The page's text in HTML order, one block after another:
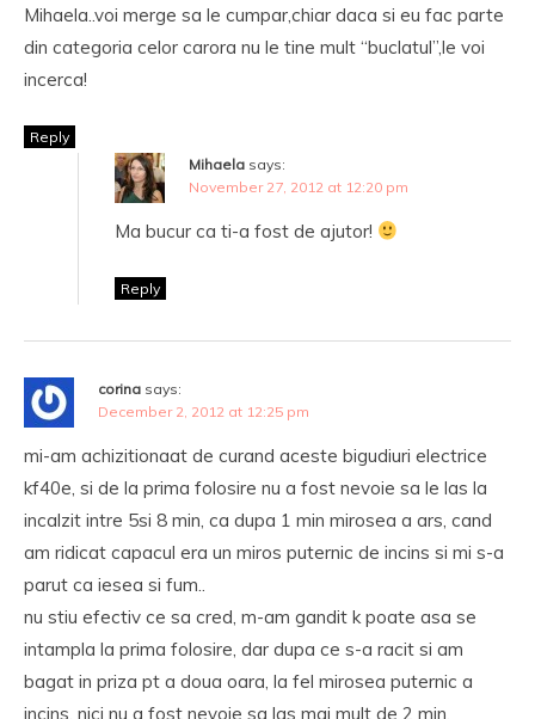
Mihaela..voi merge sa le cumpar,chiar daca si eu fac parte
din categoria celor carora nu le tine mult “buclatul”,le voi
incerca!
Reply
Mihaela says:
November 27, 2012 at 12:20 pm
Ma bucur ca ti-a fost de ajutor!
Reply
corina says:
December 2, 2012 at 12:25 pm
mi-am achizitionaat de curand aceste bigudiuri electrice
kf40e, si de la prima folosire nu a fost nevoie sa le las la
incalzit intre 5si 8 min, ca dupa 1 min mirosea a ars, cand
am ridicat capacul era un miros puternic de incins si mi s-a
parut ca iesea si fum..
nu stiu efectiv ce sa cred, m-am gandit k poate asa se
intampla la prima folosire, dar dupa ce s-a racit si am
bagat in priza pt a doua oara, la fel mirosea puternic a
incins, nici nu a fost nevoie sa las mai mult de 2 min.